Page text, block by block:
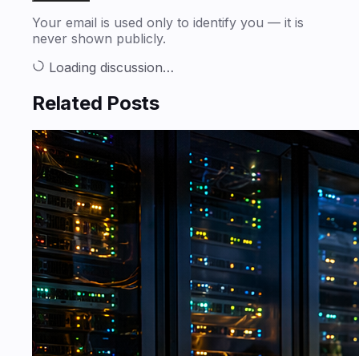
Your email is used only to identify you — it is
never shown publicly.
Loading discussion…
Related Posts